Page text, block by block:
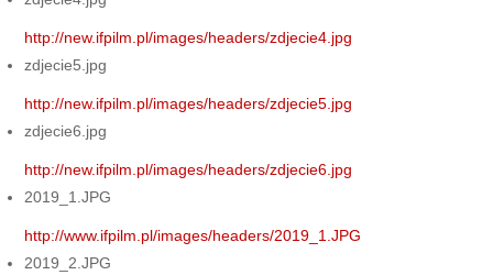
http://new.ifpilm.pl/images/headers/zdjecie4.jpg
zdjecie5.jpg
http://new.ifpilm.pl/images/headers/zdjecie5.jpg
zdjecie6.jpg
http://new.ifpilm.pl/images/headers/zdjecie6.jpg
2019_1.JPG
http://www.ifpilm.pl/images/headers/2019_1.JPG
2019_2.JPG